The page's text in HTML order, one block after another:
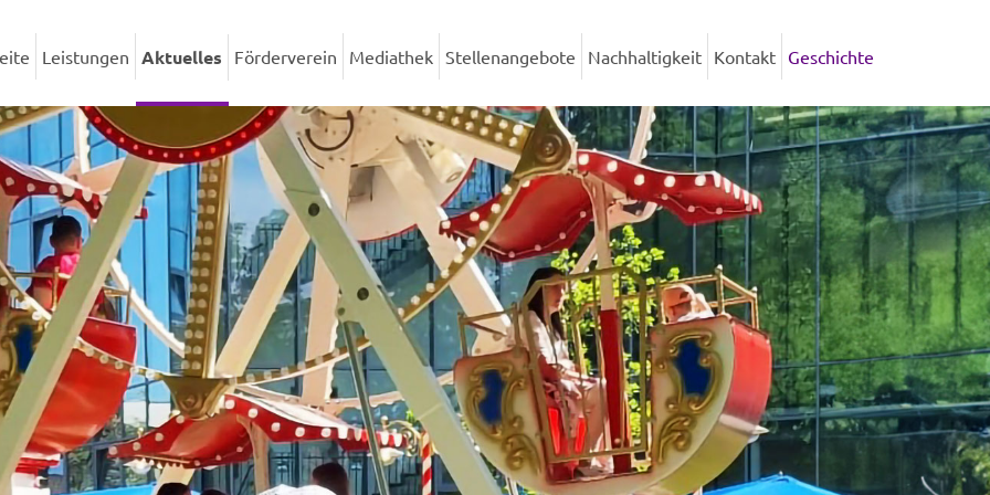
Leistungen Aktuelles Förderverein Mediathek Stellenangebote Nachhaltigkeit Kontakt Geschichte